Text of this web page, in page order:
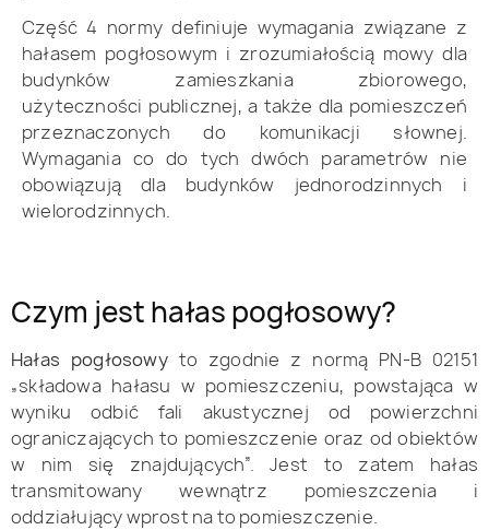
Część 4 normy definiuje wymagania związane z
hałasem pogłosowym i zrozumiałością mowy dla
budynków zamieszkania zbiorowego,
użyteczności publicznej, a także dla pomieszczeń
przeznaczonych do komunikacji słownej.
Wymagania co do tych dwóch parametrów nie
obowiązują dla budynków jednorodzinnych i
wielorodzinnych.
Czym jest hałas pogłosowy?
Hałas pogłosowyto zgodnie z normą PN-B 02151
„składowa hałasu w pomieszczeniu, powstająca w
wyniku odbić fali akustycznej od powierzchni
ograniczających to pomieszczenie oraz od obiektów
w nim się znajdujących”. Jest to zatem hałas
transmitowany wewnątrz pomieszczenia i
oddziałujący wprost na to pomieszczenie.